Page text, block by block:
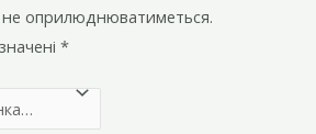
оприлюднюватиметься.
*